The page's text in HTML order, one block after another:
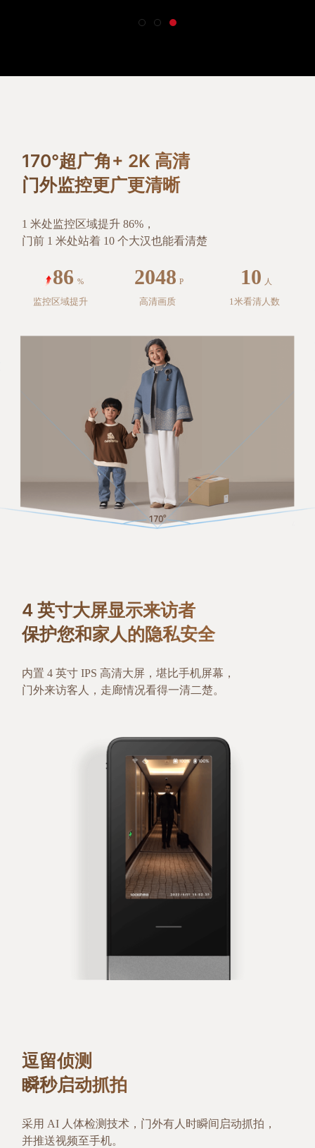
170°超广角+ 2K 高清
门外监控更广更清晰
1 米处监控区域提升 86%，
门前 1 米处站着 10 个大汉也能看清楚
86 %
监控区域提升
2048 P
高清画质
10 人
1米看清人数
4 英寸大屏显示来访者
保护您和家人的隐私安全
内置 4 英寸 IPS 高清大屏，堪比手机屏幕，
门外来访客人，走廊情况看得一清二楚。
逗留侦测
瞬秒启动抓拍
采用 AI 人体检测技术，门外有人时瞬间启动抓拍，
并推送视频至手机。